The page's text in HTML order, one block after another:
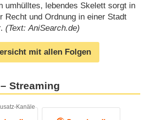
umhülltes, lebendes Skelett sorgt in
Recht und Ordnung in einer Stadt
(Text: AniSearch.de)
mit allen Folgen
Streaming
Kanäle